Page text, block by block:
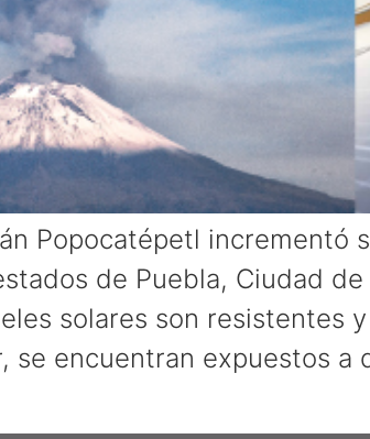
Popocatépetl
de Puebla, Ciudad
solares son resistentes
se encuentran expuestos